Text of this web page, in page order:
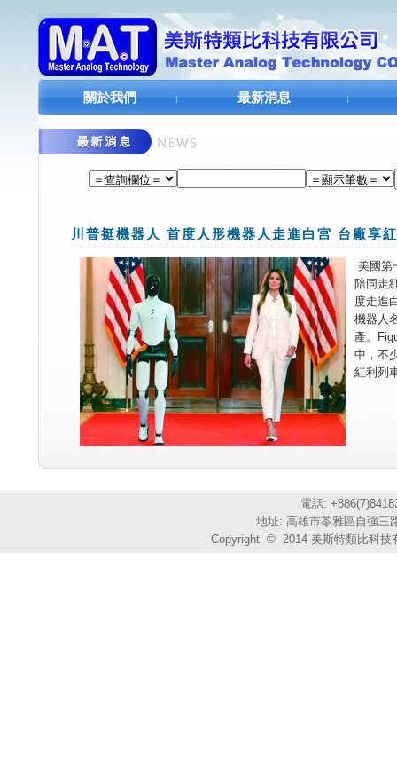
關於我們 最新消息
川普挺機器人 首度人形機器人走進白宮 台廠享
美國第
陪同走
度走進
機器人
產。
中，不
紅利列
電話:
地址: 高雄市苓雅區自強
Copyright © 2014 美斯特類比科技